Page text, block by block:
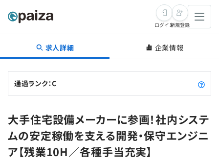
転職・キャリア
転職成功ガイド
転職エージェント
インタビュー
転職成功ガイド
新卒就活
求人検索
本選考
学習
ログイン新規登録
求人詳細 企業情報
通過ランク：C
大手住宅設備メーカーに参画！社内システ
ムの安定稼働を支える開発・保守エンジニ
ア【残業10H／各種手当充実】